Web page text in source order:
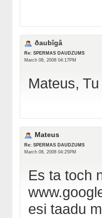
ðaubîgâ
Re: SPERMAS DAUDZUMS
March 08, 2008 04:17PM
Mateus,
Mateus
Re: SPERMAS DAUDZUMS
March 08, 2008 04:25PM
Es ta toch
esi taadu